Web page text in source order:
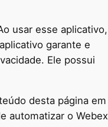
usar esse aplicativo,
garante e
Ele possui
desta página em
automatizar o Webex